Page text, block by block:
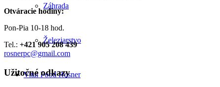
Záhrada
Železiarstvo
Vital Food Rosner
Otváracie hodiny:
Pon-Pia 10-18 hod.
Tel.: +421 905 208 439
rosnerpc@gmail.com
Užitočné odkazy